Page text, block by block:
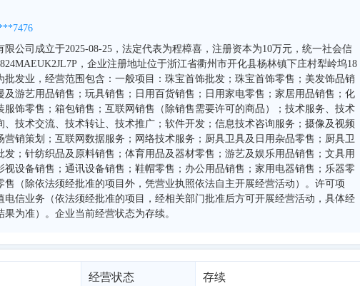
限公司成立于2025-08-25，法定代表为程樟喜，注册资本为10万元，统一社会信
，企业注册地址位于浙江省衢州市开化县杨林镇下庄村犁岭坞18
批发业，经营范围包含：一般项目：珠宝首饰批发；珠宝首饰零售；美发饰品销
及游艺用品销售；玩具销售；日用百货销售；日用家电零售；家居用品销售；化
服饰零售；箱包销售；互联网销售（除销售需要许可的商品）；技术服务、技术
、技术交流、技术转让、技术推广；软件开发；信息技术咨询服务；摄像及视频
营销策划；互联网数据服务；网络技术服务；厨具卫具及日用杂品零售；厨具卫
发；针纺织品及原料销售；体育用品及器材零售；游艺及娱乐用品销售；文具用
视设备销售；通讯设备销售；鞋帽零售；办公用品销售；家用电器销售；乐器零
售（除依法须经批准的项目外，凭营业执照依法自主开展经营活动）。许可项
电信业务（依法须经批准的项目，经相关部门批准后方可开展经营活动，具体经
果为准）。企业当前经营状态为存续。
经营状态 存续